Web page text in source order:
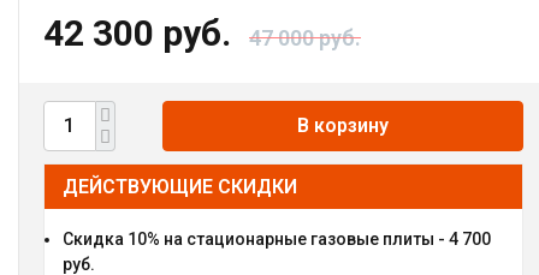
42 300 руб. 47 000 руб.
В корзину
ДЕЙСТВУЮЩИЕ СКИДКИ
Скидка 10% на стационарные газовые плиты - 4 700
руб.